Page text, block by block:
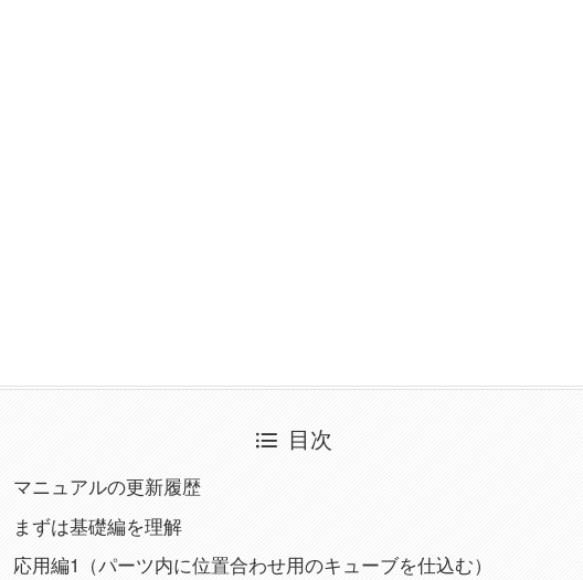
目次
マニュアルの更新履歴
まずは基礎編を理解
応用編1（パーツ内に位置合わせ用のキューブを仕込む）